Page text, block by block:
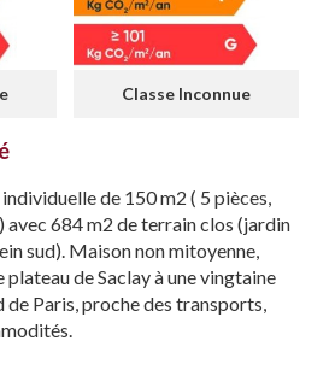
Classe Inconnue
de 150 m2 ( 5 pièces,
avec 684 m2 de terrain clos (jardin
sud). Maison non mitoyenne,
plateau de Saclay à une vingtaine
Paris, proche des transports,